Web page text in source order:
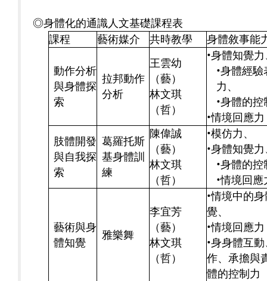
◎身體化的通識人文基礎課程表
課程
藝術媒介 共時教學 身體敘事能
動作分析
與身體探
索
拉邦動作
分析
王雲幼
（藝）
林文琪
（哲）
•身體知覺
•身體經驗
力、
•身體的
•情境回應力
肢體開發
與自我探
索
葛羅托斯
基身體訓
練
陳偉誠
（藝）
林文琪
（哲）
•模仿力、
•身體知覺
•身體的
•情境回應
藝術與身
體知覺
雅樂舞
李宜芳
（藝）
林文琪
（哲）
•情境中的
覺、
•情境回應力
•身身體互
作、承擔與
體的控制力